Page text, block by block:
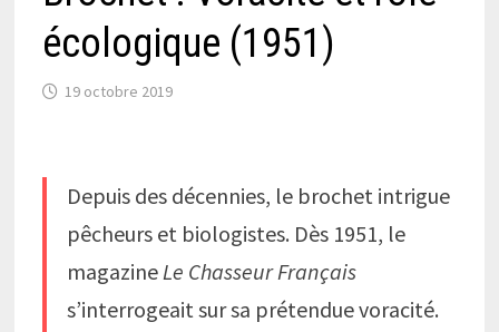
écologique (1951)
19 octobre 2019
Depuis des décennies, le brochet intrigue
pêcheurs et biologistes. Dès 1951, le
magazineLe Chasseur Français
s’interrogeait sur sa prétendue voracité.